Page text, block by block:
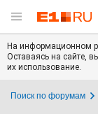
На информационном
Оставаясь на сайте,
их использование.
Поиск по форумам